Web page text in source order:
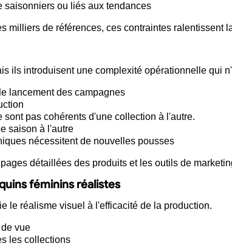
saisonniers ou liés aux tendances
milliers de références, ces contraintes ralentissent
ils introduisent une complexité opérationnelle qui
lancement des campagnes
pas cohérents d'une collection à l'autre.
saison à l'autre
nécessitent de nouvelles pousses
détaillées des produits et les outils de
féminins réalistes
le réalisme visuel à l'efficacité de la production.
vue
les collections